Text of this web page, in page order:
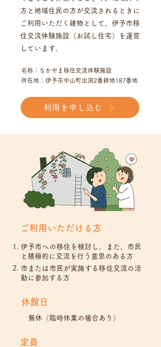
方と地域住民の方が交流されるときに
ご利用いただく建物として、伊予市移
住交流体験施設（お試し住宅）を運営
しています。
名称：なかやま移住交流体験施設
所在地：伊予市中山町出渕2番耕地187番地
利用を申し込む
ご利用いただける方
伊予市への移住を検討し、また、市民
と積極的に交流を行う意思のある方
市または市民が実施する移住交流の活
動に参加する方
​休館日
無休（臨時休業の場合あり）
定員